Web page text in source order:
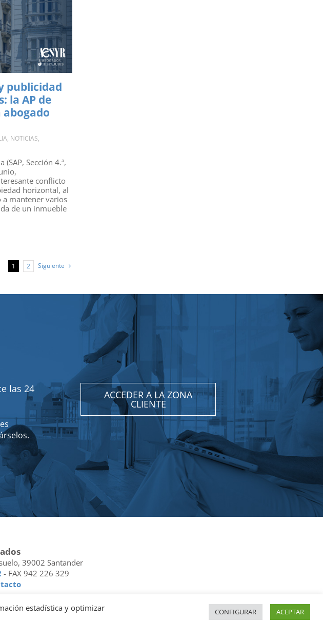
publicidad
la AP de
, NOTICIAS,
Sección 4.ª,
conflicto
horizontal, al
a mantener varios
de un inmueble
1 2 Siguiente
las 24
ACCEDER A LA ZONA
CLIENTE
39002 Santander
- FAX 942 226 329
estadística y optimizar
CONFIGURAR ACEPTAR